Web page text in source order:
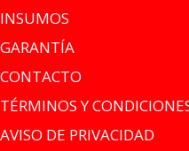
INSUMOS
GARANTÍA
CONTACTO
TÉRMINOS Y
AVISO DE PRIVACIDAD